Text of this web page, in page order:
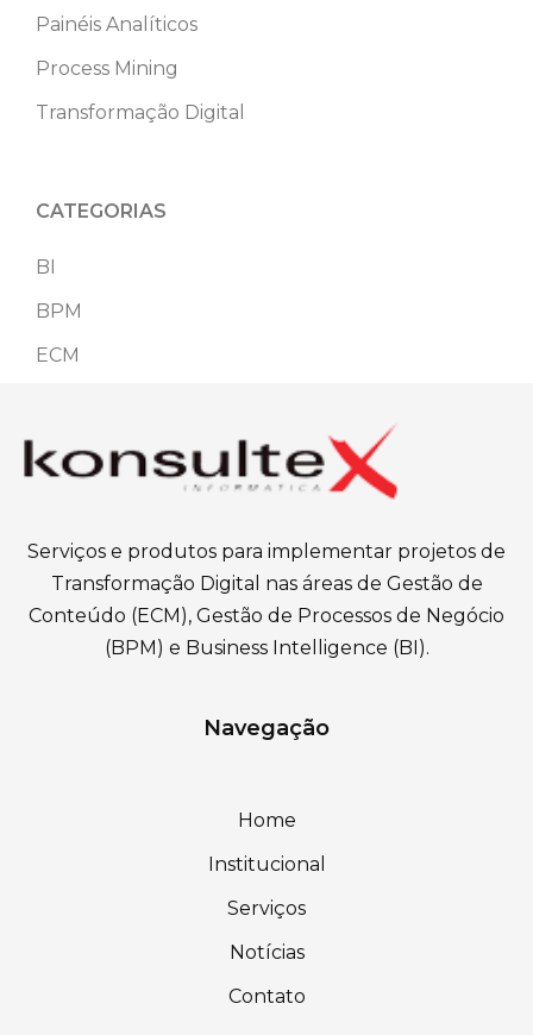
Painéis Analíticos
Process Mining
Transformação Digital
CATEGORIAS
BI
BPM
ECM
Serviços e produtos para implementar projetos de
Transformação Digital nas áreas de Gestão de
Conteúdo (ECM), Gestão de Processos de Negócio
(BPM) e Business Intelligence (BI).
Navegação
Home
Institucional
Serviços
Notícias
Contato